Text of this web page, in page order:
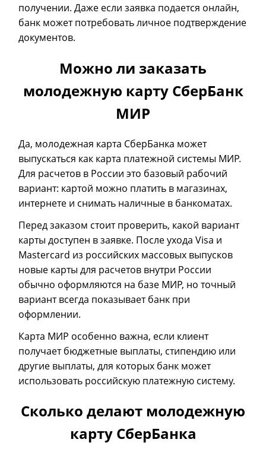
получении. Даже если заявка подается онлайн,
банк может потребовать личное подтверждение
документов.
Можно ли заказать
молодежную карту СберБанк
МИР
Да, молодежная карта СберБанка может
выпускаться как карта платежной системы МИР.
Для расчетов в России это базовый рабочий
вариант: картой можно платить в магазинах,
интернете и снимать наличные в банкоматах.
Перед заказом стоит проверить, какой вариант
карты доступен в заявке. После ухода Visa и
Mastercard из российских массовых выпусков
новые карты для расчетов внутри России
обычно оформляются на базе МИР, но точный
вариант всегда показывает банк при
оформлении.
Карта МИР особенно важна, если клиент
получает бюджетные выплаты, стипендию или
другие выплаты, для которых банк может
использовать российскую платежную систему.
Сколько делают молодежную
карту СберБанка